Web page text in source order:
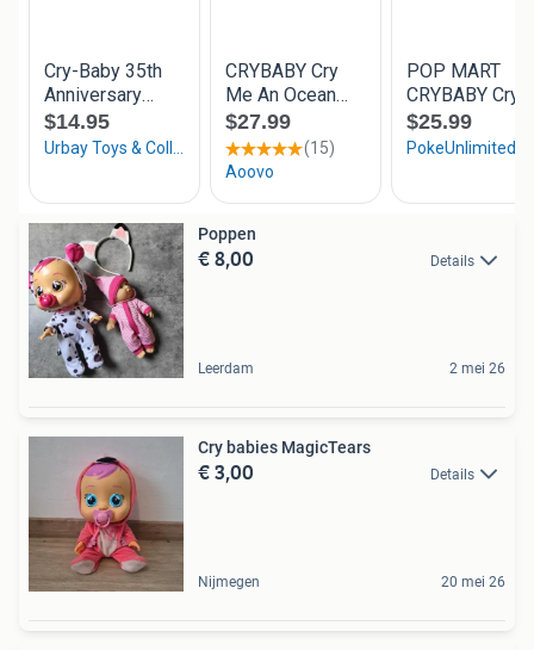
Poppen
€ 8,00 Details
Leerdam 2 mei 26
Cry babies MagicTears
€ 3,00 Details
Nijmegen 20 mei 26